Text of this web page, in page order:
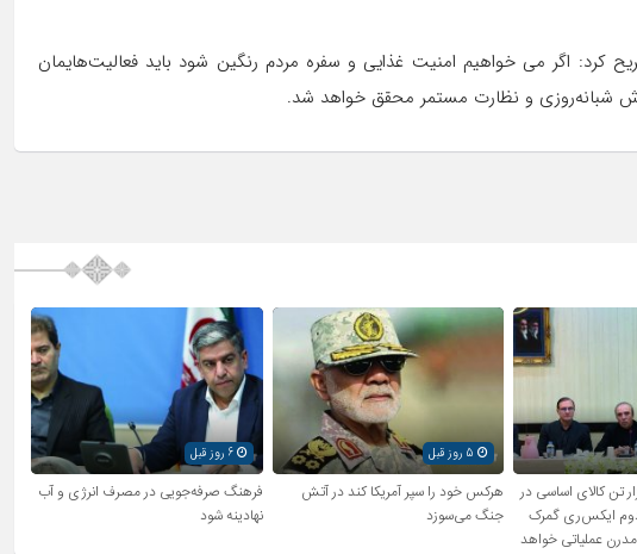
کرد: اگر می خواهیم امنیت غذایی و سفره مردم رنگین شود باید فعالیت‌هایمان
شبانه‌روزی و نظارت مستمر محقق خواهد شد.
و توزیع ۱۲۰هزار تن کالای اساسی در
ایکس‌ری گمرک
مدرن عملیاتی خواهد
هرکس خود را سپر آمریکا کند در آتش
جنگ می‌سوزد
6 روز قبل
فرهنگ صرفه‌جویی در مصرف انرژی و آب
نهادینه شود